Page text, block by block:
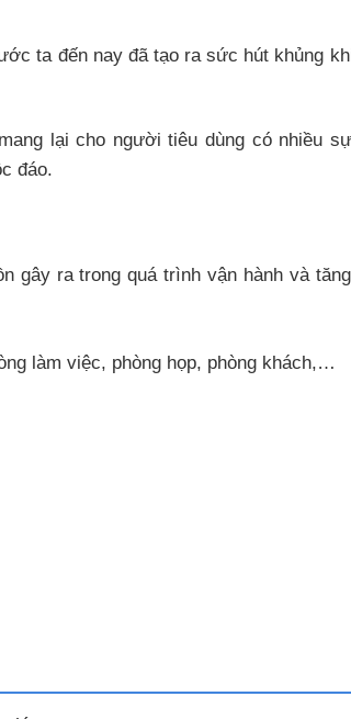
ta đến nay đã tạo ra sức hút khủng
lại cho người tiêu dùng có nhiều
đáo.
gây ra trong quá trình vận hành và
làm việc, phòng họp, phòng khách,…